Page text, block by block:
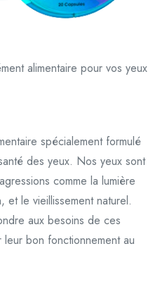
alimentaire pour vos yeux
spécialement formulé
des yeux. Nos yeux sont
comme la lumière
le vieillissement naturel.
aux besoins de ces
bon fonctionnement au